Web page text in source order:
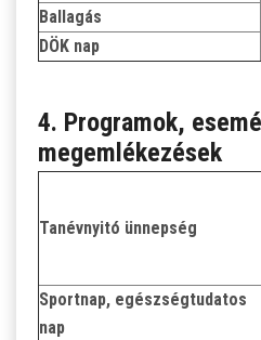
Ballagás
DÖK nap
4. Programok,
megemlékezések
Tanévnyitó ünnepség
Sportnap, egészségtudatos
nap